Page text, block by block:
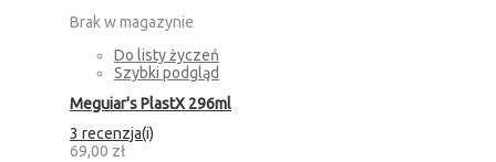
Brak w magazynie
Do listy życzeń
Szybki podgląd
Meguiar's PlastX 296ml
3 recenzja(i)
69,00 zł